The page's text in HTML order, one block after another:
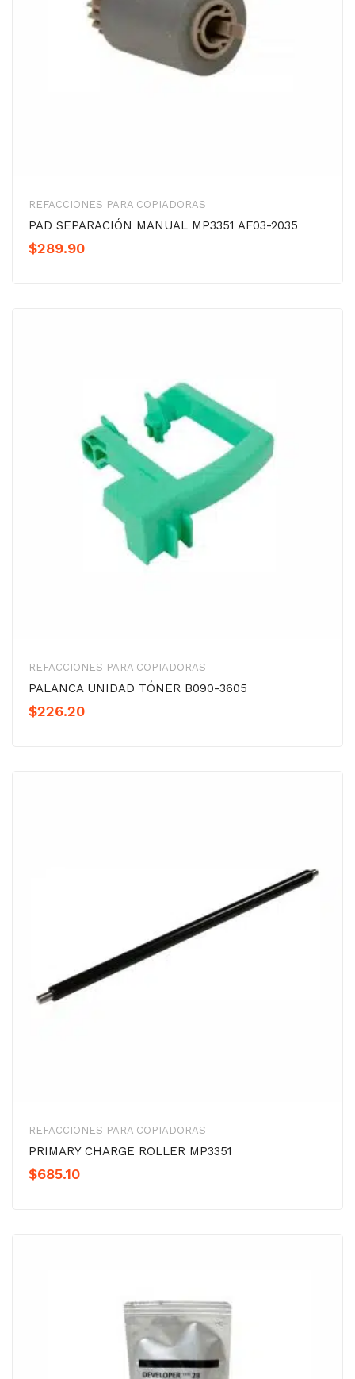
REFACCIONES PARA COPIADORAS
PAD SEPARACIÓN MANUAL MP3351 AF03-2035
$289.90
REFACCIONES PARA COPIADORAS
PALANCA UNIDAD TÓNER B090-3605
$226.20
REFACCIONES PARA COPIADORAS
PRIMARY CHARGE ROLLER MP3351
$685.10